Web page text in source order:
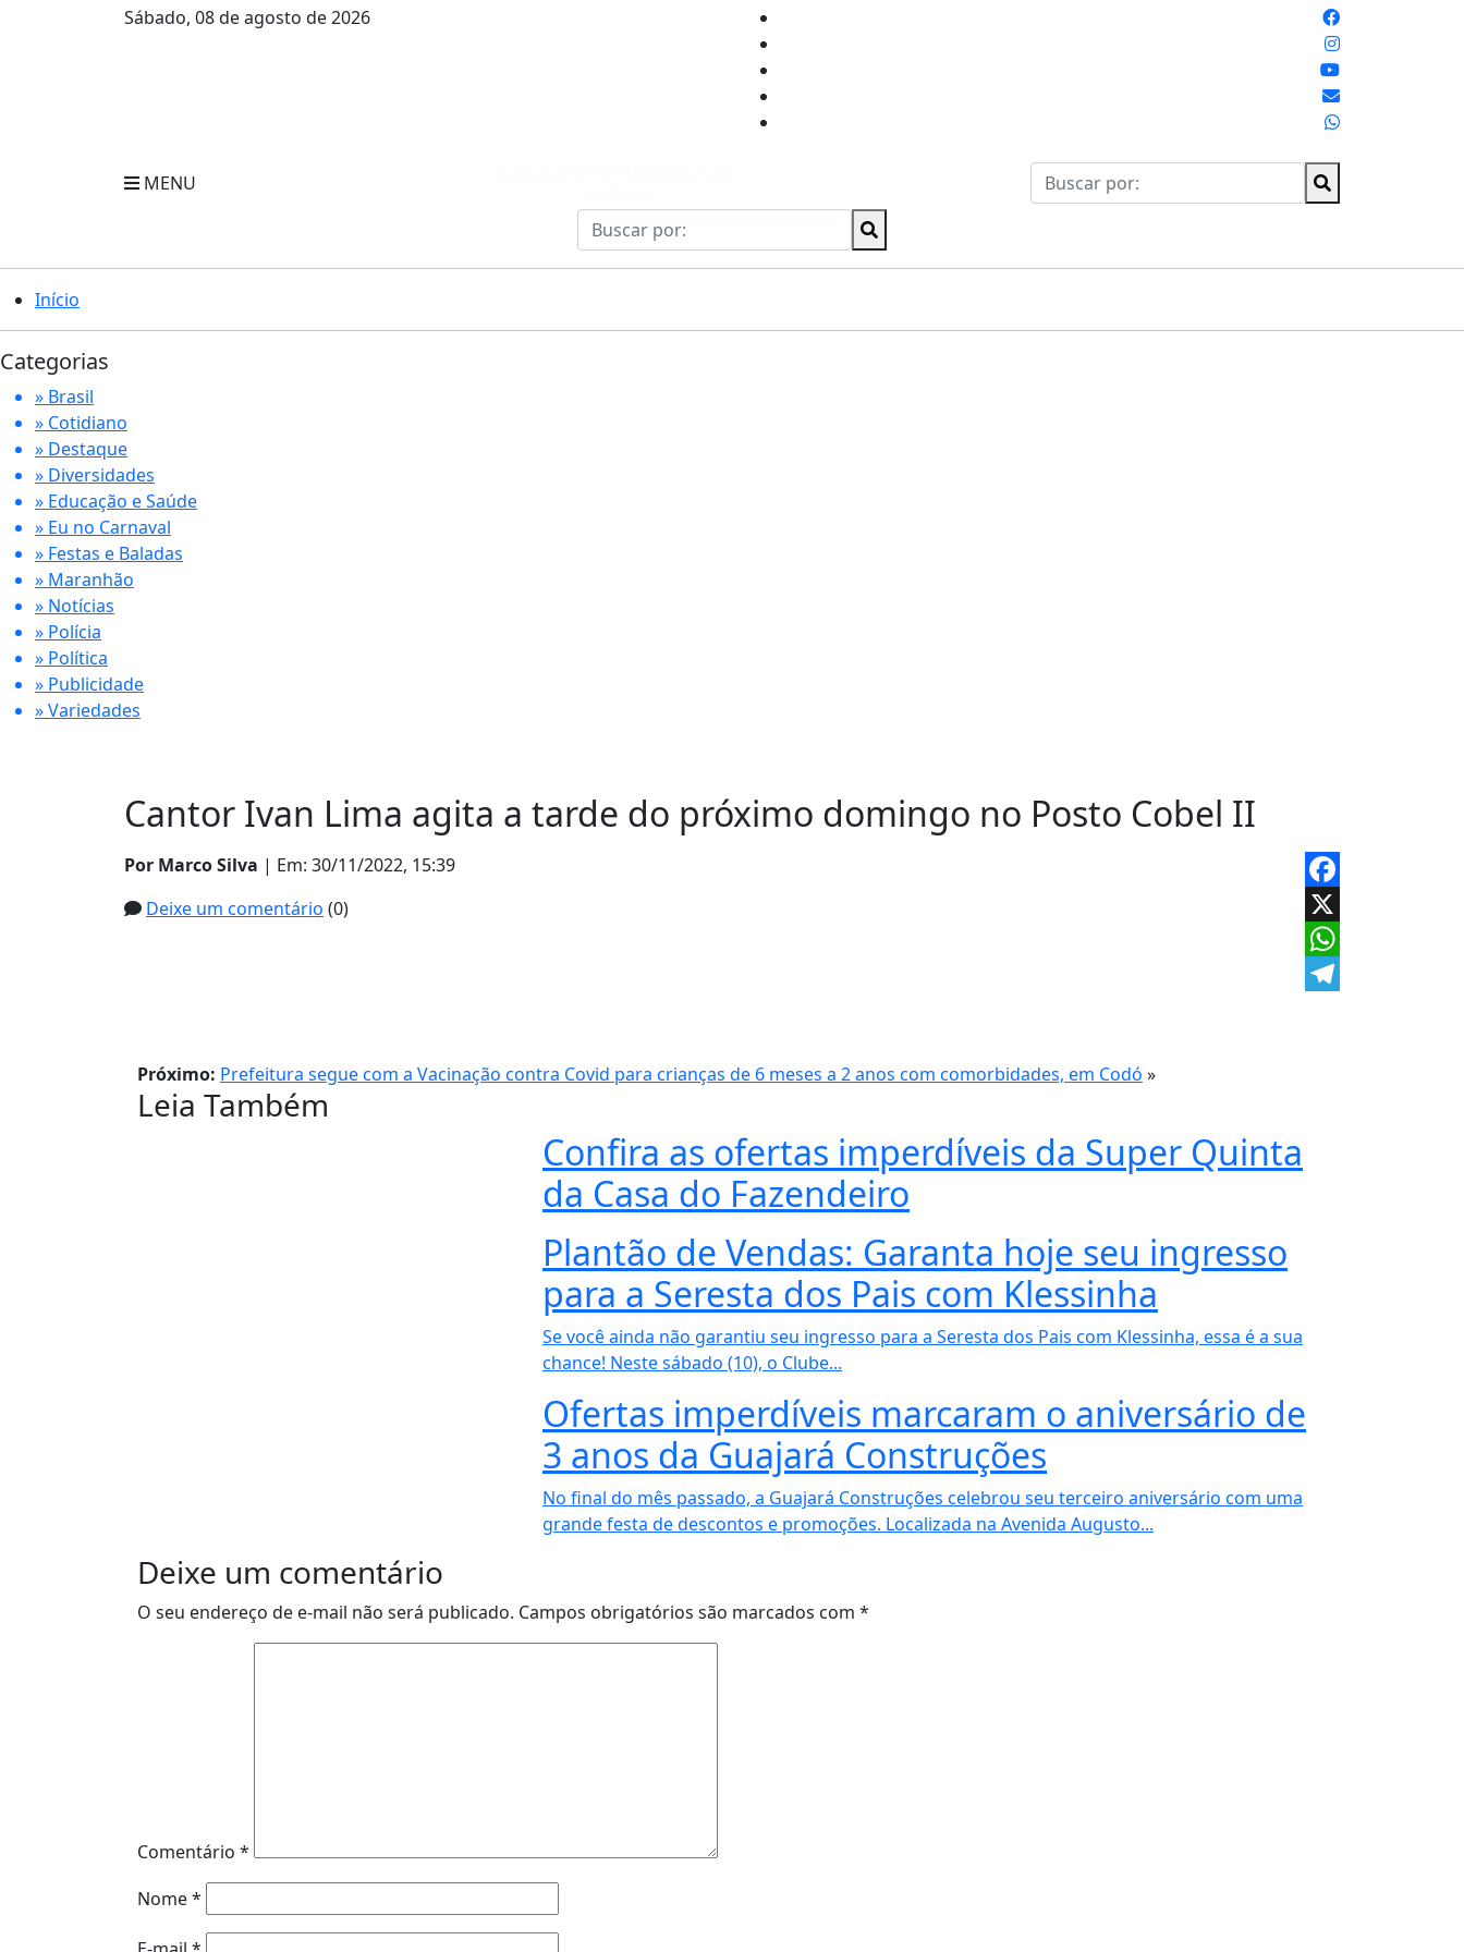
Sábado, 08 de agosto de 2026
MENU
Início
Categorias
» Brasil
» Cotidiano
» Destaque
» Diversidades
» Educação e Saúde
» Eu no Carnaval
» Festas e Baladas
» Maranhão
» Notícias
» Polícia
» Política
» Publicidade
» Variedades
Cantor Ivan Lima agita a tarde do próximo domingo no Posto Cobel II
Por Marco Silva | Em: 30/11/2022, 15:39
Deixe um comentário (0)
Facebook
X
WhatsApp
Próximo: Prefeitura segue com a Vacinação contra Covid para crianças de 6 meses a 2 anos com comorbidades, em Codó »
Leia Também
Confira as ofertas imperdíveis da Super Quinta
da Casa do Fazendeiro
Plantão de Vendas: Garanta hoje seu ingresso
para a Seresta dos Pais com Klessinha
Se você ainda não garantiu seu ingresso para a Seresta dos Pais com Klessinha, essa é a sua
chance! Neste sábado (10), o Clube...
Ofertas imperdíveis marcaram o aniversário de
3 anos da Guajará Construções
No final do mês passado, a Guajará Construções celebrou seu terceiro aniversário com uma
grande festa de descontos e promoções. Localizada na Avenida Augusto...
Deixe um comentário
O seu endereço de e-mail não será publicado. Campos obrigatórios são marcados com *
Comentário *
Nome*